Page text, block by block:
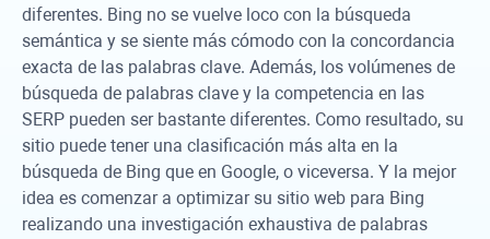
diferentes. Bing no se vuelve loco con la búsqueda
semántica y se siente más cómodo con la concordancia
exacta de las palabras clave. Además, los volúmenes de
búsqueda de palabras clave y la competencia en las
SERP pueden ser bastante diferentes. Como resultado, su
sitio puede tener una clasificación más alta en la
búsqueda de Bing que en Google, o viceversa. Y la mejor
idea es comenzar a optimizar su sitio web para Bing
realizando una investigación exhaustiva de palabras